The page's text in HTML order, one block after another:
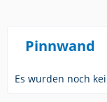
Pinnwand
Es wurden noch